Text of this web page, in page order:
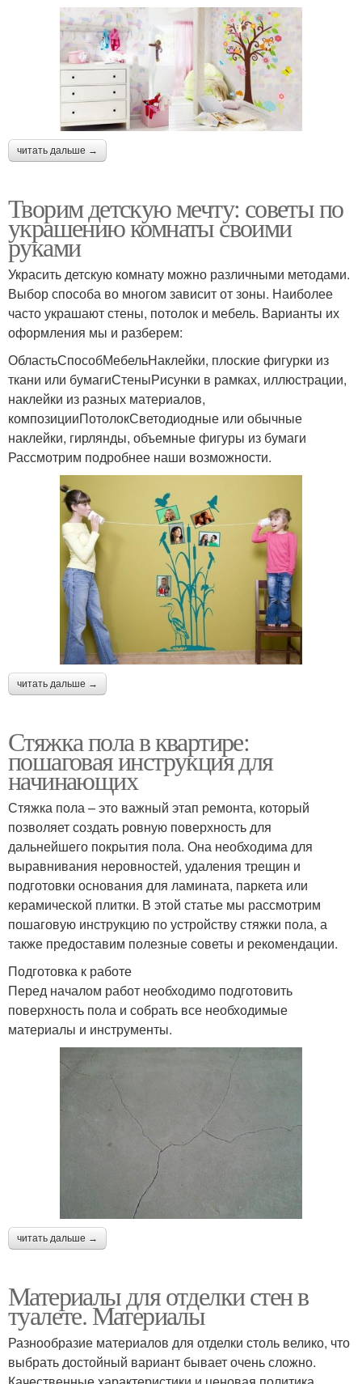
читать дальше →
Творим детскую мечту: советы по
украшению комнаты своими
руками
Украсить детскую комнату можно различными методами.
Выбор способа во многом зависит от зоны. Наиболее
часто украшают стены, потолок и мебель. Варианты их
оформления мы и разберем:
ОбластьСпособМебельНаклейки, плоские фигурки из
ткани или бумагиСтеныРисунки в рамках, иллюстрации,
наклейки из разных материалов,
композицииПотолокСветодиодные или обычные
наклейки, гирлянды, объемные фигуры из бумаги
Рассмотрим подробнее наши возможности.
читать дальше →
Стяжка пола в квартире:
пошаговая инструкция для
начинающих
Стяжка пола – это важный этап ремонта, который
позволяет создать ровную поверхность для
дальнейшего покрытия пола. Она необходима для
выравнивания неровностей, удаления трещин и
подготовки основания для ламината, паркета или
керамической плитки. В этой статье мы рассмотрим
пошаговую инструкцию по устройству стяжки пола, а
также предоставим полезные советы и рекомендации.
Подготовка к работе
Перед началом работ необходимо подготовить
поверхность пола и собрать все необходимые
материалы и инструменты.
читать дальше →
Материалы для отделки стен в
туалете. Материалы
Разнообразие материалов для отделки столь велико, что
выбрать достойный вариант бывает очень сложно.